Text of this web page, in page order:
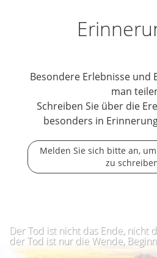
Besondere Erlebnisse und
man
Schreiben Sie über die
besonders in
Melden Sie sich bitte an,
zu
Der Tod ist nicht das Ende, nicht
der Tod ist nur die Wende,